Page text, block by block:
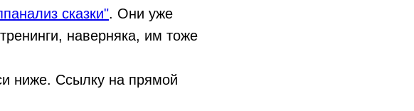
сказки". Они уже
наверняка, им тоже
ниже. Ссылку на прямой